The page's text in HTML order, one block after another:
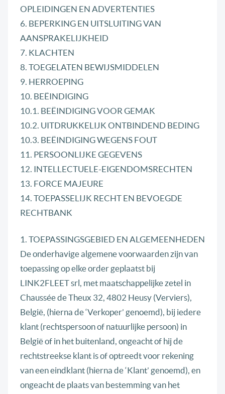
OPLEIDINGEN EN ADVERTENTIES
6. BEPERKING EN UITSLUITING VAN
AANSPRAKELIJKHEID
7. KLACHTEN
8. TOEGELATEN BEWIJSMIDDELEN
9. HERROEPING
10. BEËINDIGING
10.1. BEËINDIGING VOOR GEMAK
10.2. UITDRUKKELIJK ONTBINDEND BEDING
10.3. BEËINDIGING WEGENS FOUT
11. PERSOONLIJKE GEGEVENS
12. INTELLECTUELE-EIGENDOMSRECHTEN
13. FORCE MAJEURE
14. TOEPASSELIJK RECHT EN BEVOEGDE
RECHTBANK
1. TOEPASSINGSGEBIED EN ALGEMEENHEDEN
De onderhavige algemene voorwaarden zijn van
toepassing op elke order geplaatst bij
LINK2FLEET srl, met maatschappelijke zetel in
Chaussée de Theux 32, 4802 Heusy (Verviers),
België, (hierna de ‘Verkoper’ genoemd), bij iedere
klant (rechtspersoon of natuurlijke persoon) in
België of in het buitenland, ongeacht of hij de
rechtstreekse klant is of optreedt voor rekening
van een eindklant (hierna de ‘Klant’ genoemd), en
ongeacht de plaats van bestemming van het